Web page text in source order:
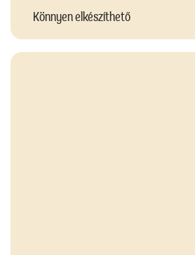
Könnyen elkészíthető